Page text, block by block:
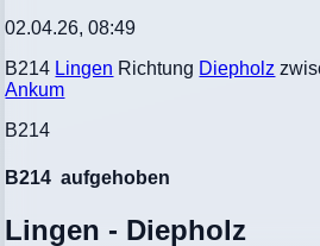
02.04.26, 08:49
B214 Lingen Richtung Diepholz
Ankum
B214
B214 aufgehoben
Lingen - Diepholz